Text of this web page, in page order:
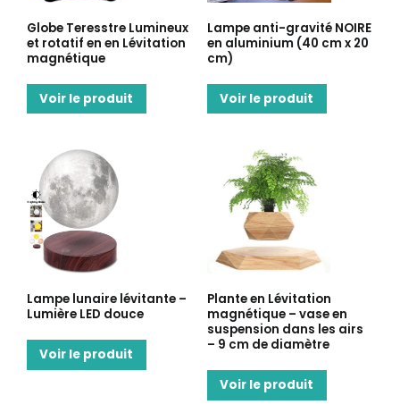
Globe Teresstre Lumineux
et rotatif en en Lévitation
magnétique
Voir le produit
Lampe anti-gravité NOIRE
en aluminium (40 cm x 20
cm)
Voir le produit
Lampe lunaire lévitante –
Lumière LED douce
Voir le produit
Plante en Lévitation
magnétique – vase en
suspension dans les airs
– 9 cm de diamètre
Voir le produit